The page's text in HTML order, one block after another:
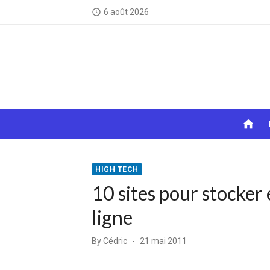
access_time 6 août 2026
home
HIGH TECH
10 sites pour
ligne
ByCédric
Posted
21 mai 2011